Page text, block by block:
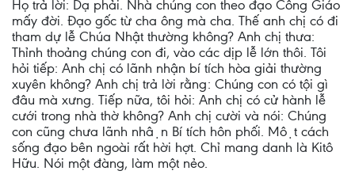
Họ trả lời: Dạ phải. Nhà chúng con theo đạo Công Giáo
mấy đời. Đạo gốc từ cha ông mà cha. Thế anh chị có đi
tham dự lễ Chúa Nhật thường không? Anh chị thưa:
Thỉnh thoảng chúng con đi, vào các dịp lễ lớn thôi. Tôi
hỏi tiếp: Anh chị có lãnh nhận bí tích hòa giải thường
xuyên không? Anh chị trả lời rằng: Chúng con có tội gì
đâu mà xưng. Tiếp nữa, tôi hỏi: Anh chị có cử hành lễ
cưới trong nhà thờ không? Anh chị cười và nói: Chúng
con cũng chưa lãnh nhận Bí tích hôn phối. Một cách
sống đạo bên ngoài rất hời hợt. Chỉ mang danh là Kitô
Hữu. Nói một đàng, làm một nẻo.